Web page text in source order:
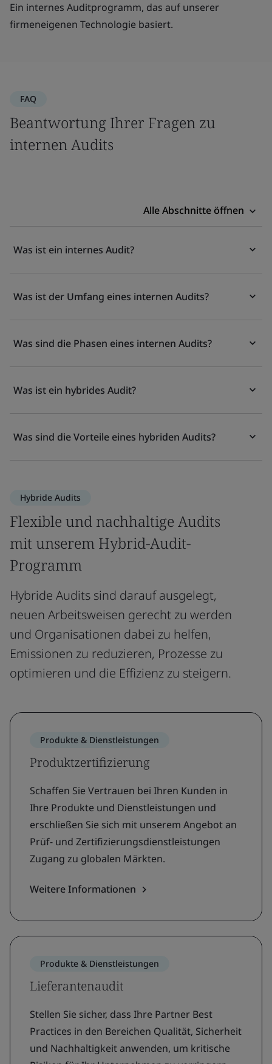
Ein internes Auditprogramm, das auf unserer
firmeneigenen Technologie basiert.
FAQ
Beantwortung Ihrer Fragen zu
internen Audits
Alle Abschnitte öffnen
Was ist ein internes Audit?
Was ist der Umfang eines internen Audits?
Was sind die Phasen eines internen Audits?
Was ist ein hybrides Audit?
Was sind die Vorteile eines hybriden Audits?
Hybride Audits
Flexible und nachhaltige Audits
mit unserem Hybrid-Audit-
Programm
Hybride Audits sind darauf ausgelegt,
neuen Arbeitsweisen gerecht zu werden
und Organisationen dabei zu helfen,
Emissionen zu reduzieren, Prozesse zu
optimieren und die Effizienz zu steigern.
Produkte & Dienstleistungen
Produktzertifizierung
Schaffen Sie Vertrauen bei Ihren Kunden in
Ihre Produkte und Dienstleistungen und
erschließen Sie sich mit unserem Angebot an
Prüf- und Zertifizierungsdienstleistungen
Zugang zu globalen Märkten.
Weitere Informationen
Produkte & Dienstleistungen
Lieferantenaudit
Stellen Sie sicher, dass Ihre Partner Best
Practices in den Bereichen Qualität, Sicherheit
und Nachhaltigkeit anwenden, um kritische